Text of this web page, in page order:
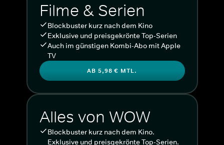
Filme & Serien
Blockbuster kurz nach dem Kino
Exklusive und preisgekrönte Top-Serien
Auch im günstigen Kombi-Abo mit Apple
TV
AB 5,98 € MTL.
Alles von WOW
Blockbuster kurz nach dem Kino.
Exklusive und preisgekrönte Top-Serien.